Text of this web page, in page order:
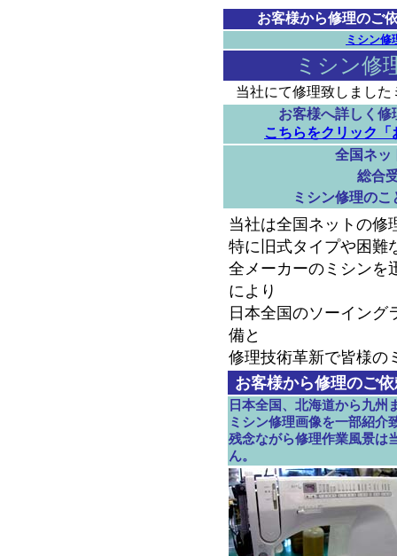
お客様から修理のご
ミシン修
ミシン修
当社にて修理致しまし
お客様へ詳しく
こちらをクリック
全国ネッ
総合
ミシン修理の
当社は全国ネットの修
特に旧式タイプや困難
全メーカーのミシンを
により
日本全国のソーイング
備と
修理技術革新で皆様の
お客様から修理のご
日本全国、北海道から九州
ミシン修理画像を一部紹介
残念ながら修理作業風景は
ん。